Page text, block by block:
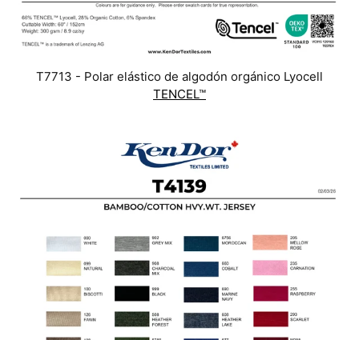
T7713 - Polar elástico de algodón orgánico Lyocell
TENCEL™